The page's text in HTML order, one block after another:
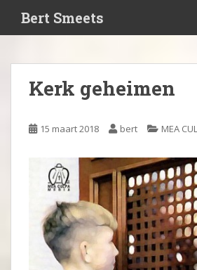
i
Bert Smeets
Kerk geheimen
15 maart 2018 bert MEA